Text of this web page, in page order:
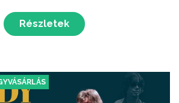
díjas énekesnő, a magyar
Részletek